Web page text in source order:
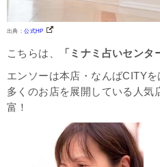
出典：公式HP
こちらは、 「ミナミ占いセンタ
エンソーは本店・なんばCITY
多くのお店を展開している人気
富！